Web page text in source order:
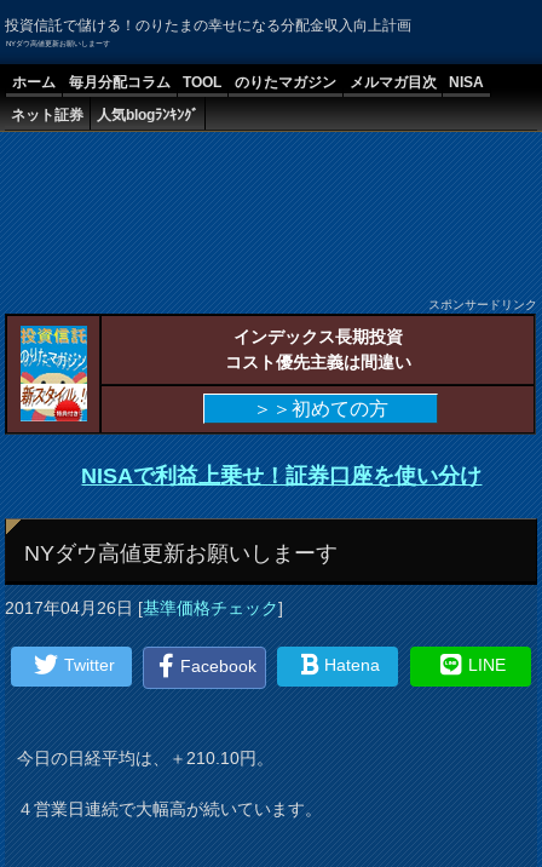
投資信託で儲ける！のりたまの幸せになる分配金収入向上計画
NYダウ高値更新お願いしまーす
ホーム 毎月分配コラム TOOL のりたマガジン メルマガ目次
NISA
ネット証券
人気blogﾗﾝｷﾝｸﾞ
スポンサードリンク
インデックス長期投資
コスト優先主義は間違い
＞＞初めての方
NISAで利益上乗せ！証券口座を使い分け
NYダウ高値更新お願いしまーす
2017年04月26日[基準価格チェック]
Twitter Facebook Hatena LINE
今日の日経平均は、＋210.10円。
４営業日連続で大幅高が続いています。